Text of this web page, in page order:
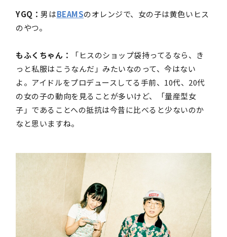
YGQ：男はBEAMSのオレンジで、女の子は黄色いヒス
のやつ。
もふくちゃん：
「ヒスのショップ袋持ってるなら、き
っと私服はこうなんだ」みたいなのって、今はない
よ。アイドルをプロデュースしてる手前、10代、20代
の女の子の動向を見ることが多いけど、「量産型女
子」であることへの抵抗は今昔に比べると少ないのか
なと思いますね。